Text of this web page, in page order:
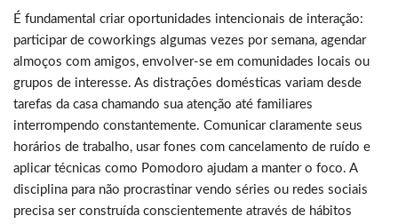
É fundamental criar oportunidades intencionais de interação:
participar de coworkings algumas vezes por semana, agendar
almoços com amigos, envolver-se em comunidades locais ou
grupos de interesse. As distrações domésticas variam desde
tarefas da casa chamando sua atenção até familiares
interrompendo constantemente. Comunicar claramente seus
horários de trabalho, usar fones com cancelamento de ruído e
aplicar técnicas como Pomodoro ajudam a manter o foco. A
disciplina para não procrastinar vendo séries ou redes sociais
precisa ser construída conscientemente através de hábitos